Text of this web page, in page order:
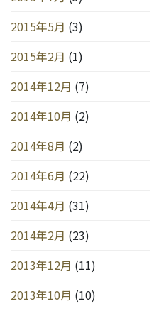
2015年5月 (3)
2015年2月 (1)
2014年12月 (7)
2014年10月 (2)
2014年8月 (2)
2014年6月 (22)
2014年4月 (31)
2014年2月 (23)
2013年12月 (11)
2013年10月 (10)